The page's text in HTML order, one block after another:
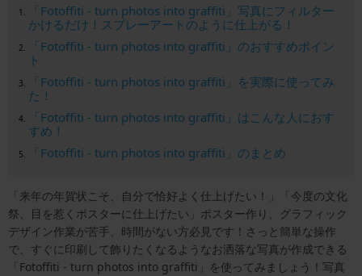
きるカテゴリとなります。
「Fotoffiti - turn photos into graffiti」写真にフィルター
かけるだけ！スプレーアートのように仕上がる！
「Fotoffiti - turn photos into graffiti」のおすすめポイン
ト
「Fotoffiti - turn photos into graffiti」を実際に使ってみ
た！
「Fotoffiti - turn photos into graffiti」はこんな人におす
すめ！
「Fotoffiti - turn photos into graffiti」のまとめ
「来年の年賀状こそ、自分で恰好よく仕上げたい！」「今度の文化
祭、目を惹くポスターに仕上げたい」ポスター作り、グラフィック
デザイン作業が苦手、時間がない方必見です！さっと簡単な操作
で、すぐに印刷して飾りたくなるようなお洒落な写真が作成できる
「Fotoffiti - turn photos into graffiti」を使ってみましょう！写真